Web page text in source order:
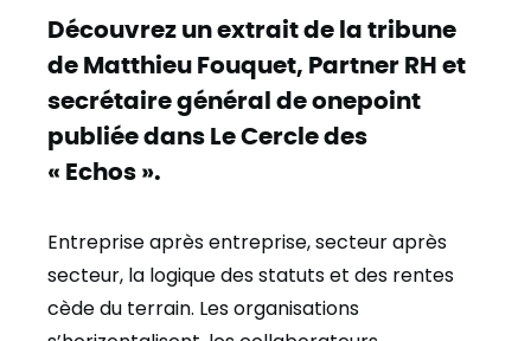
Découvrez un extrait de la tribune
de Matthieu Fouquet, Partner RH et
secrétaire général de onepoint
publiée dans Le Cercle des
« Echos ».
Entreprise après entreprise, secteur après
secteur, la logique des statuts et des rentes
cède du terrain. Les organisations